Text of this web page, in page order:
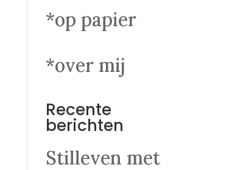
*op papier
*over mij
Recente
berichten
Stilleven met